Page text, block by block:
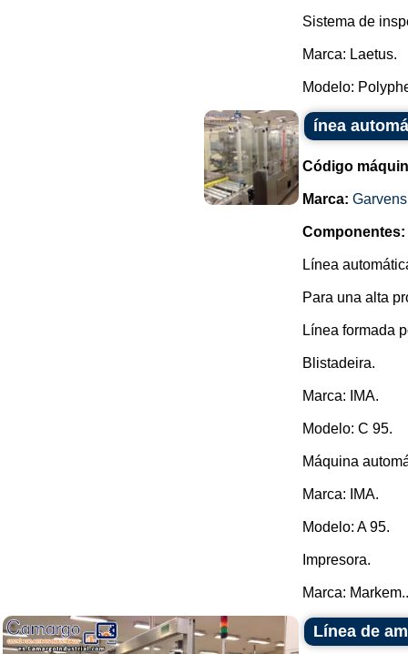
Sistema de
Marca: Laetus.
Modelo:
ínea
Código
Marca:
Componentes:
Línea
Para una alta
Línea formada
Blistadeira.
Marca: IMA.
Modelo: C 95.
Máquina
Marca: IMA.
Modelo: A 95.
Impresora.
Marca:
Línea de